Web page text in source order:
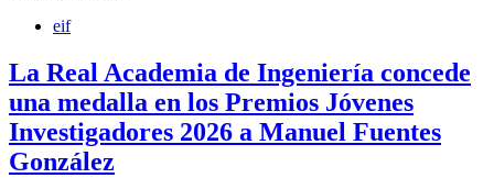
eif
La Real Academia de Ingeniería concede
una medalla en los Premios Jóvenes
Investigadores 2026 a Manuel Fuentes
González